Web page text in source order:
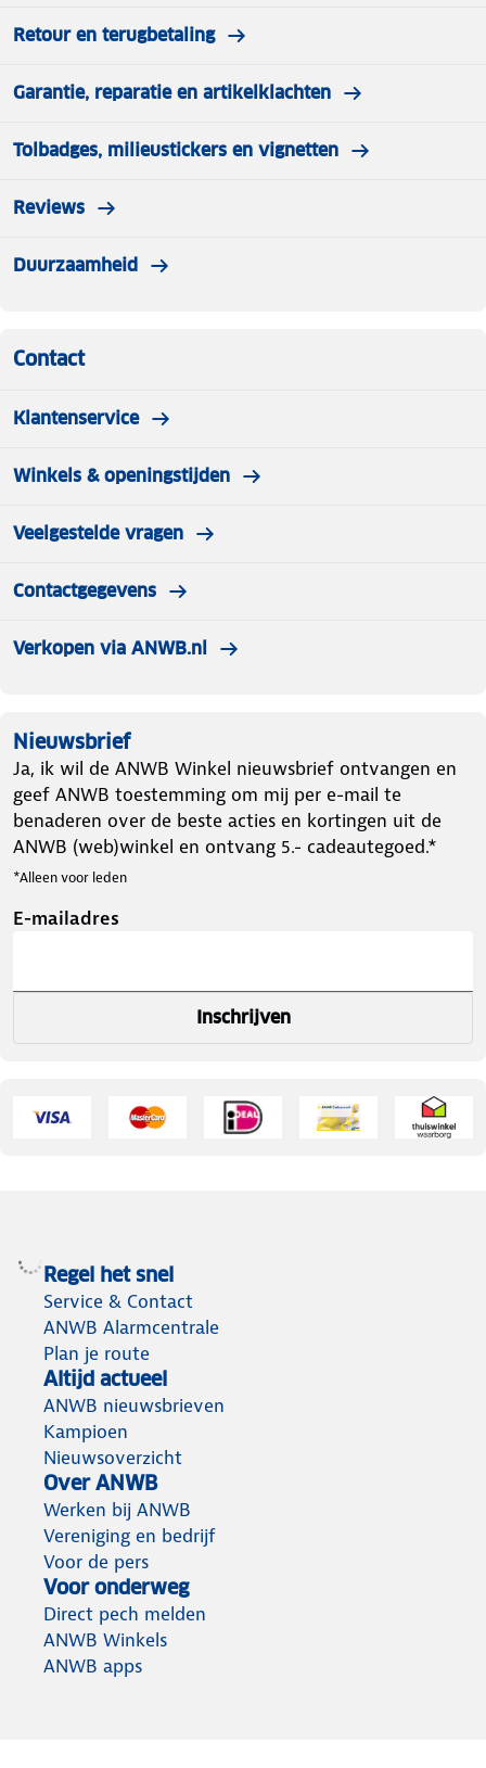
Retour en terugbetaling
Garantie, reparatie en artikelklachten
Tolbadges, milieustickers en vignetten
Reviews
Duurzaamheid
Contact
Klantenservice
Winkels & openingstijden
Veelgestelde vragen
Contactgegevens
Verkopen via ANWB.nl
Nieuwsbrief
Ja, ik wil de ANWB Winkel nieuwsbrief ontvangen en
geef ANWB toestemming om mij per e-mail te
benaderen over de beste acties en kortingen uit de
ANWB (web)winkel en ontvang 5.- cadeautegoed.*
*Alleen voor leden
E-mailadres
Inschrijven
Regel het snel
Service & Contact
ANWB Alarmcentrale
Plan je route
Altijd actueel
ANWB nieuwsbrieven
Kampioen
Nieuwsoverzicht
Over ANWB
Werken bij ANWB
Vereniging en bedrijf
Voor de pers
Voor onderweg
Direct pech melden
ANWB Winkels
ANWB apps